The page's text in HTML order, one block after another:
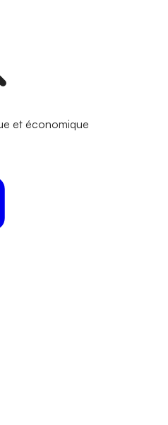
et économique